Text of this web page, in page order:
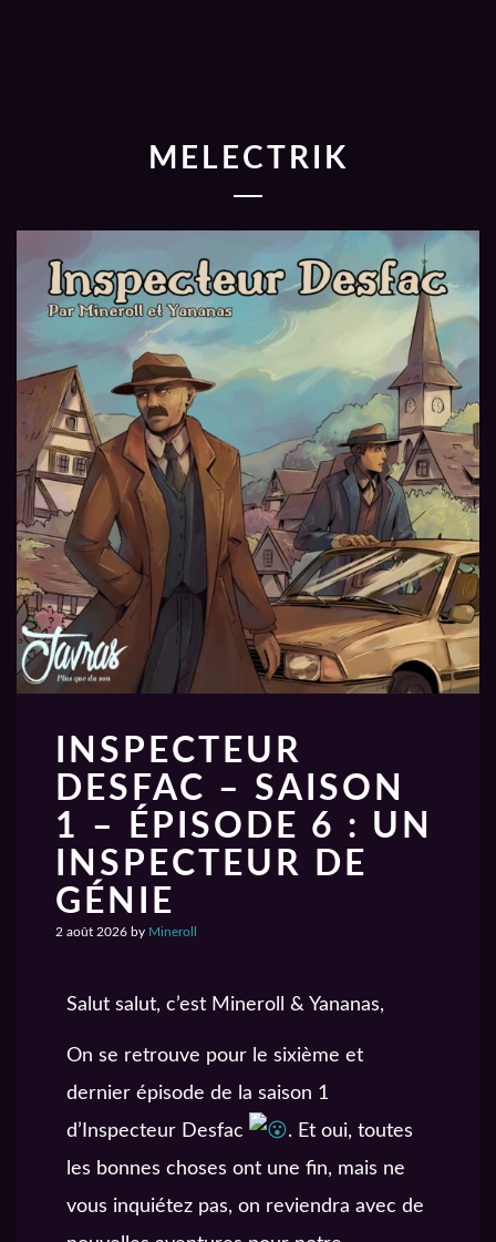
MELECTRIK
INSPECTEUR
DESFAC – SAISON
1 – ÉPISODE 6 : UN
INSPECTEUR DE
GÉNIE
2 août 2026 by Mineroll
Salut salut, c’est Mineroll & Yananas,
On se retrouve pour le sixième et
dernier épisode de la saison 1
d’Inspecteur Desfac
. Et oui, toutes
les bonnes choses ont une fin, mais ne
vous inquiétez pas, on reviendra avec de